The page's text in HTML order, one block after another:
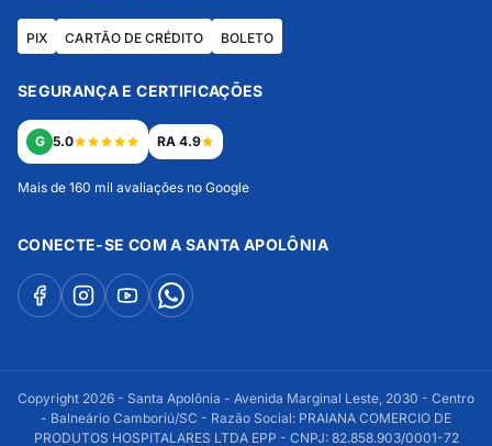
PIX CARTÃO DE CRÉDITO BOLETO
SEGURANÇA E CERTIFICAÇÕES
G 5.0 RA 4.9
Mais de 160 mil avaliações no Google
CONECTE-SE COM A SANTA APOLÔNIA
Copyright 2026 - Santa Apolônia - Avenida Marginal Leste, 2030 - Centro
- Balneário Camboriú/SC - Razão Social: PRAIANA COMERCIO DE
PRODUTOS HOSPITALARES LTDA EPP - CNPJ: 82.858.903/0001-72